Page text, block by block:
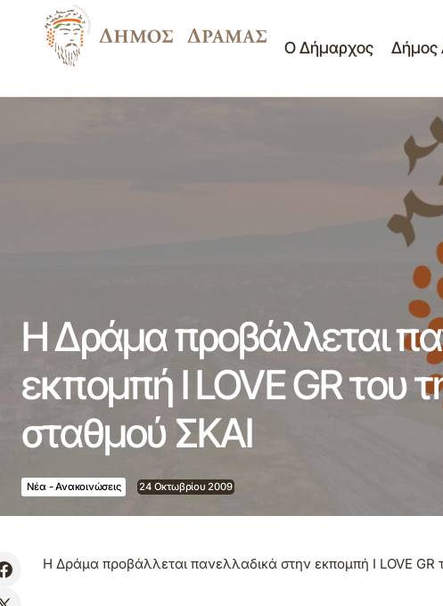
Ο Δήμαρχος Δήμος
Η
Η Δράμα προβάλλεται
εκπομπή I LOVE GR του
σταθμού ΣΚΑΙ
Νέα - Ανακοινώσεις 24 Οκτωβρίου 2009
Η Δράμα προβάλλεται πανελλαδικά στην εκπομπή I LOVE GR